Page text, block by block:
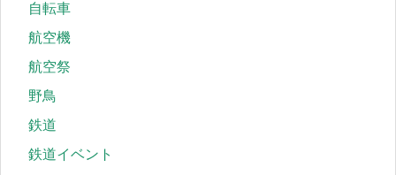
自転車
航空機
航空祭
野鳥
鉄道
鉄道イベント